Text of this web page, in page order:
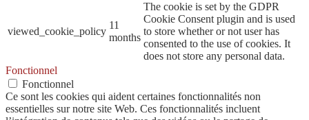
viewed_cookie_policy
11
months
The cookie is set by the GDPR
Cookie Consent plugin and is used
to store whether or not user has
consented to the use of cookies. It
does not store any personal data.
Fonctionnel
Fonctionnel
Ce sont les cookies qui aident certaines fonctionnalités non
essentielles sur notre site Web. Ces fonctionnalités incluent